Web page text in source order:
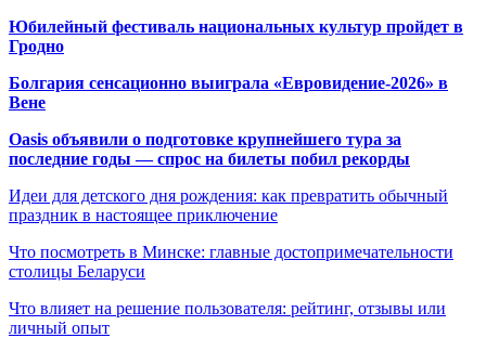
Юбилейный фестиваль национальных культур пройдет в
Гродно
Болгария сенсационно выиграла «Евровидение-2026» в
Вене
Oasis объявили о подготовке крупнейшего тура за
последние годы — спрос на билеты побил рекорды
Идеи для детского дня рождения: как превратить обычный
праздник в настоящее приключение
Что посмотреть в Минске: главные достопримечательности
столицы Беларуси
Что влияет на решение пользователя: рейтинг, отзывы или
личный опыт